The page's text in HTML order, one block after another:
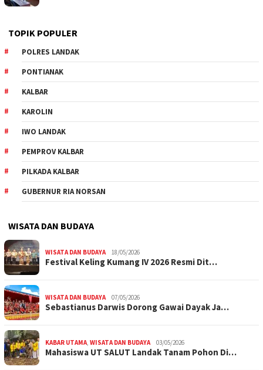
TOPIK POPULER
POLRES LANDAK
PONTIANAK
KALBAR
KAROLIN
IWO LANDAK
PEMPROV KALBAR
PILKADA KALBAR
GUBERNUR RIA NORSAN
WISATA DAN BUDAYA
WISATA DAN BUDAYA 18/05/2026
Festival Keling Kumang IV 2026 Resmi Dit…
WISATA DAN BUDAYA 07/05/2026
Sebastianus Darwis Dorong Gawai Dayak Ja…
KABAR UTAMA, WISATA DAN BUDAYA 03/05/2026
Mahasiswa UT SALUT Landak Tanam Pohon Di…